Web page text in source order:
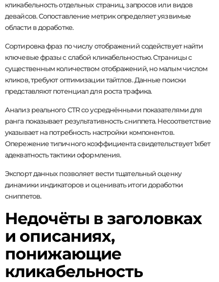
кликабельность отдельных страниц, запросов или видов
девайсов. Сопоставление метрик определяет уязвимые
области в доработке.
Сортировка фраз по числу отображений содействует найти
ключевые фразы с слабой кликабельностью. Страницы с
существенным количеством отображений, но малым числом
кликов, требуют оптимизации тайтлов. Данные поиски
представляют потенциал для роста трафика.
Анализ реального CTR со усреднёнными показателями для
ранга показывает результативность сниппета. Несоответствие
указывает на потребность настройки компонентов.
Опережение типичного коэффициента свидетельствует 1хбет
адекватность тактики оформления.
Экспорт данных позволяет вести тщательный оценку
динамики индикаторов и оценивать итоги доработки
сниппетов.
Недочёты в заголовках
и описаниях,
понижающие
кликабельность